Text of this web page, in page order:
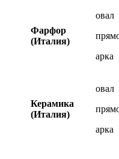
Фарфор
(Италия)
овал
арка
Керамика
(Италия)
овал
арка